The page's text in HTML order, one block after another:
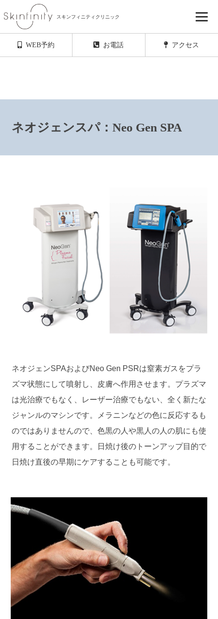
スキンフィニティクリニック
WEB予約 お電話 アクセス
初診・再診ともにご予約のキャンセル待ちを
ネオジェンスパ：Neo Gen SPA
ネオジェンSPAおよびNeo Gen PSRは窒素ガスをプラ
ズマ状態にして噴射し、皮膚へ作用させます。プラズマ
は光治療でもなく、レーザー治療でもない、全く新たな
ジャンルのマシンです。メラニンなどの色に反応するも
のではありませんので、色黒の人や黒人の人の肌にも使
用することができます。日焼け後のトーンアップ目的で
日焼け直後の早期にケアすることも可能です。